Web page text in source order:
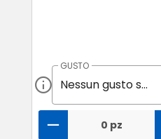
GUSTO
Nessun gusto selezionato
0 pz